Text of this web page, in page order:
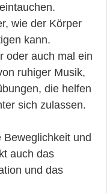
wie der Körper
kann.
oder auch mal ein
ruhiger Musik,
die helfen
sich zulassen.
Beweglichkeit und
auch das
und das